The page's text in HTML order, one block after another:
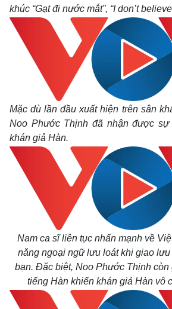
khúc “Gạt đi nước mắt”, “I don’t
Mặc dù lần đầu xuất hiện trên sân
Noo Phước Thịnh đã nhận được
khán giả Hàn.
Nam ca sĩ liên tục nhấn mạnh về
năng ngoại ngữ lưu loát khi giao
bạn. Đặc biệt, Noo Phước Thịnh còn
tiếng Hàn khiến khán giả Hàn vô